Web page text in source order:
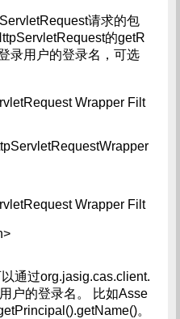
请求的包
的getR
录用户的登录名，可选
Wrapper Filt
Wrapper Filt
通过org.jasig.cas.client.
户的登录名。 比如Asse
。